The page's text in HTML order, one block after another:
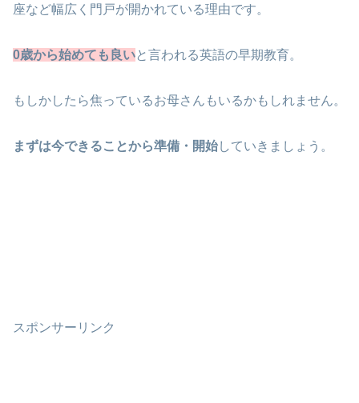
座など幅広く門戸が開かれている理由です。
0歳から始めても良いと言われる英語の早期教育。
もしかしたら焦っているお母さんもいるかもしれません。
まずは今できることから準備・開始していきましょう。
スポンサーリンク